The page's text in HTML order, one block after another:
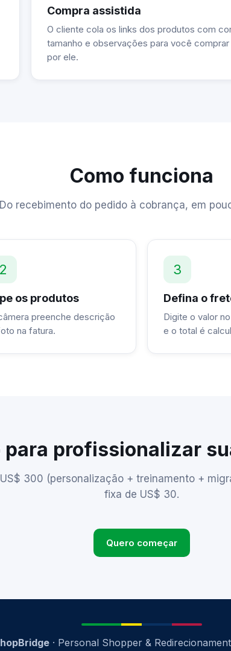
Compra assistida
O cliente cola os links dos produtos com
tamanho e observações para você comprar
por ele.
Como funciona
Do recebimento do pedido à cobrança, em
2
os produtos
preenche descrição
na fatura.
3
Defina o
Digite o valor
e o total é
para profissionalizar
300 (personalização + treinamento +
fixa de US$ 30.
Quero começar
· Personal Shopper &